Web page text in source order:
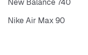
New Balance 740
Nike Air Max 90